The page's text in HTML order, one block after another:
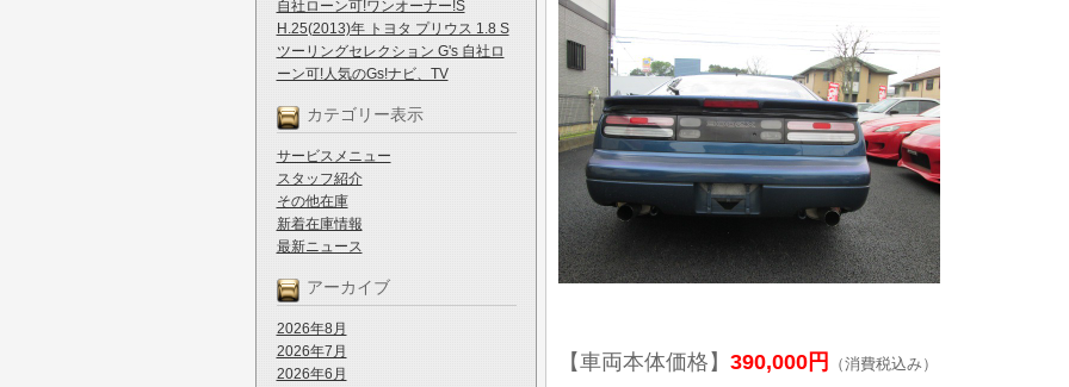
自社ローン可!ワンオーナー!S
H.25(2013)年 トヨタ プリウス 1.8 S
ツーリングセレクション G's 自社ロ
ーン可!人気のGs!ナビ、TV
カテゴリー表示
サービスメニュー
スタッフ紹介
その他在庫
新着在庫情報
最新ニュース
アーカイブ
2026年8月
2026年7月
2026年6月
【車両本体価格】 390,000円 （消費税込み）